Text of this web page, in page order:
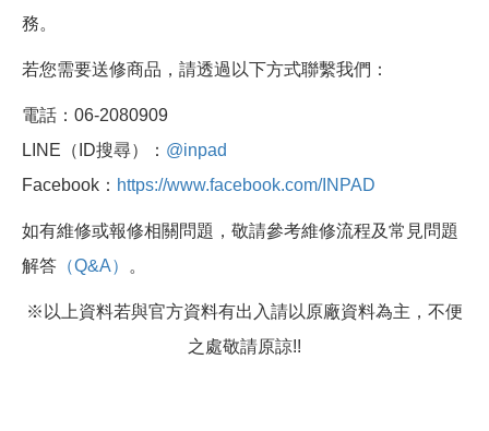
務。
若您需要送修商品，請透過以下方式聯繫我們：
電話：06-2080909
LINE（ID搜尋）： @inpad
Facebook： https://www.facebook.com/INPAD
如有維修或報修相關問題，敬請參考維修流程及常見問題
解答 （Q&A） 。
※以上資料若與官方資料有出入請以原廠資料為主，不便
之處敬請原諒!!